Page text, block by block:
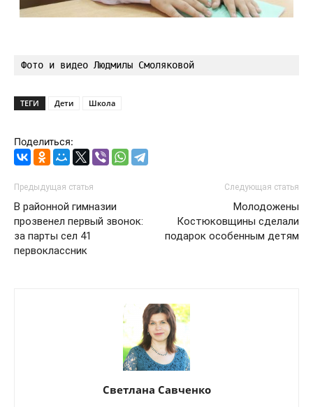
Фото и видео Людмилы Смоляковой
ТЕГИ Дети Школа
Поделиться:
Предыдущая статья
В районной гимназии
прозвенел первый звонок:
за парты сел 41
первоклассник
Следующая статья
Молодожены
Костюковщины сделали
подарок особенным детям
Светлана Савченко